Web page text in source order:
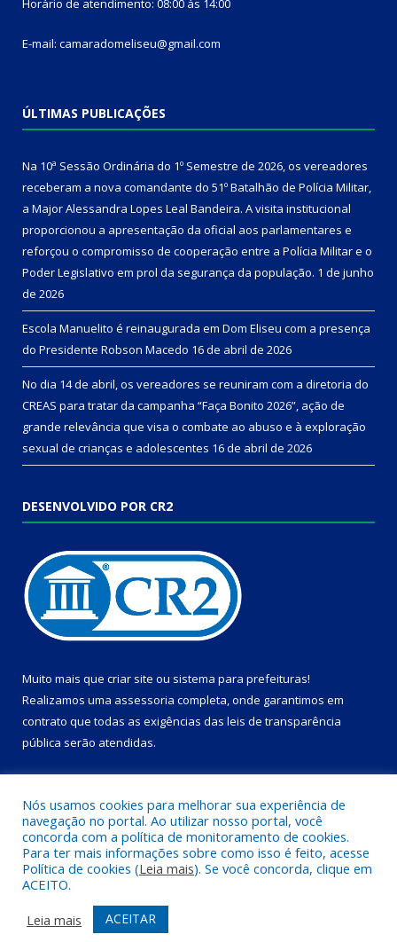
E-mail: camaradomeliseu@gmail.com
ÚLTIMAS PUBLICAÇÕES
Na 10ª Sessão Ordinária do 1º Semestre de 2026, os vereadores
receberam a nova comandante do 51º Batalhão de Polícia Militar,
a Major Alessandra Lopes Leal Bandeira. A visita institucional
proporcionou a apresentação da oficial aos parlamentares e
reforçou o compromisso de cooperação entre a Polícia Militar e o
Poder Legislativo em prol da segurança da população. 1 de junho
de 2026
Escola Manuelito é reinaugurada em Dom Eliseu com a presença
do Presidente Robson Macedo 16 de abril de 2026
No dia 14 de abril, os vereadores se reuniram com a diretoria do
CREAS para tratar da campanha “Faça Bonito 2026”, ação de
grande relevância que visa o combate ao abuso e à exploração
sexual de crianças e adolescentes 16 de abril de 2026
DESENVOLVIDO POR CR2
Muito mais que criar site ou sistema para prefeituras!
Realizamos uma assessoria completa, onde garantimos em
contrato que todas as exigências das leis de transparência
pública serão atendidas.
Todos os direitos reservados a Câmara Municipal de Dom Eliseu.
Mapa do Site
Acessar Área Administrativa
Acessar Webmail
Nós usamos cookies para melhorar sua experiência de
navegação no portal. Ao utilizar nosso portal, você
concorda com a política de monitoramento de cookies.
Para ter mais informações sobre como isso é feito, acesse
Política de cookies (Leia mais). Se você concorda, clique em
ACEITO.
Leia mais
ACEITAR